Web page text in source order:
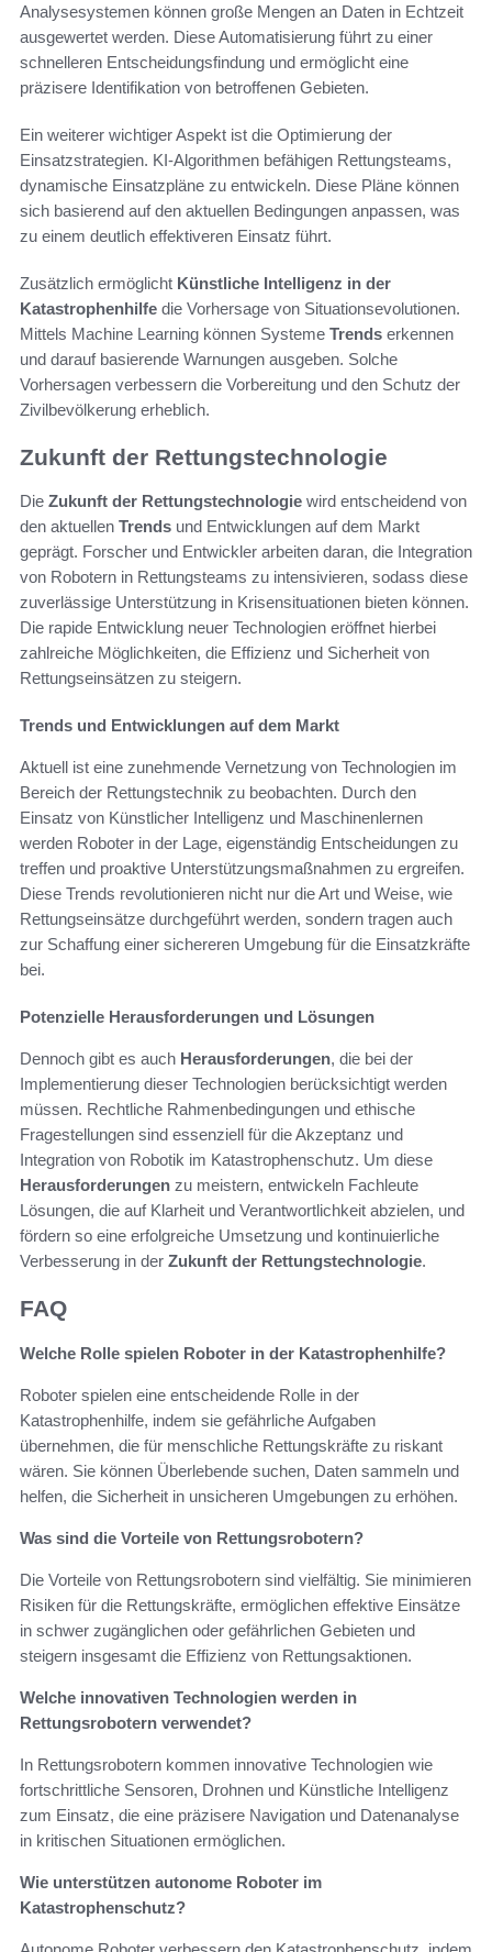
Analysesystemen können große Mengen an Daten in Echtzeit
ausgewertet werden. Diese Automatisierung führt zu einer
schnelleren Entscheidungsfindung und ermöglicht eine
präzisere Identifikation von betroffenen Gebieten.
Ein weiterer wichtiger Aspekt ist die Optimierung der
Einsatzstrategien. KI-Algorithmen befähigen Rettungsteams,
dynamische Einsatzpläne zu entwickeln. Diese Pläne können
sich basierend auf den aktuellen Bedingungen anpassen, was
zu einem deutlich effektiveren Einsatz führt.
Zusätzlich ermöglicht Künstliche Intelligenz in der
Katastrophenhilfe die Vorhersage von Situationsevolutionen.
Mittels Machine Learning können Systeme Trends erkennen
und darauf basierende Warnungen ausgeben. Solche
Vorhersagen verbessern die Vorbereitung und den Schutz der
Zivilbevölkerung erheblich.
Zukunft der Rettungstechnologie
Die Zukunft der Rettungstechnologie wird entscheidend von
den aktuellen Trends und Entwicklungen auf dem Markt
geprägt. Forscher und Entwickler arbeiten daran, die Integration
von Robotern in Rettungsteams zu intensivieren, sodass diese
zuverlässige Unterstützung in Krisensituationen bieten können.
Die rapide Entwicklung neuer Technologien eröffnet hierbei
zahlreiche Möglichkeiten, die Effizienz und Sicherheit von
Rettungseinsätzen zu steigern.
Trends und Entwicklungen auf dem Markt
Aktuell ist eine zunehmende Vernetzung von Technologien im
Bereich der Rettungstechnik zu beobachten. Durch den
Einsatz von Künstlicher Intelligenz und Maschinenlernen
werden Roboter in der Lage, eigenständig Entscheidungen zu
treffen und proaktive Unterstützungsmaßnahmen zu ergreifen.
Diese Trends revolutionieren nicht nur die Art und Weise, wie
Rettungseinsätze durchgeführt werden, sondern tragen auch
zur Schaffung einer sichereren Umgebung für die Einsatzkräfte
bei.
Potenzielle Herausforderungen und Lösungen
Dennoch gibt es auch Herausforderungen, die bei der
Implementierung dieser Technologien berücksichtigt werden
müssen. Rechtliche Rahmenbedingungen und ethische
Fragestellungen sind essenziell für die Akzeptanz und
Integration von Robotik im Katastrophenschutz. Um diese
Herausforderungen zu meistern, entwickeln Fachleute
Lösungen, die auf Klarheit und Verantwortlichkeit abzielen, und
fördern so eine erfolgreiche Umsetzung und kontinuierliche
Verbesserung in der Zukunft der Rettungstechnologie.
FAQ
Welche Rolle spielen Roboter in der Katastrophenhilfe?
Roboter spielen eine entscheidende Rolle in der
Katastrophenhilfe, indem sie gefährliche Aufgaben
übernehmen, die für menschliche Rettungskräfte zu riskant
wären. Sie können Überlebende suchen, Daten sammeln und
helfen, die Sicherheit in unsicheren Umgebungen zu erhöhen.
Was sind die Vorteile von Rettungsrobotern?
Die Vorteile von Rettungsrobotern sind vielfältig. Sie minimieren
Risiken für die Rettungskräfte, ermöglichen effektive Einsätze
in schwer zugänglichen oder gefährlichen Gebieten und
steigern insgesamt die Effizienz von Rettungsaktionen.
Welche innovativen Technologien werden in
Rettungsrobotern verwendet?
In Rettungsrobotern kommen innovative Technologien wie
fortschrittliche Sensoren, Drohnen und Künstliche Intelligenz
zum Einsatz, die eine präzisere Navigation und Datenanalyse
in kritischen Situationen ermöglichen.
Wie unterstützen autonome Roboter im
Katastrophenschutz?